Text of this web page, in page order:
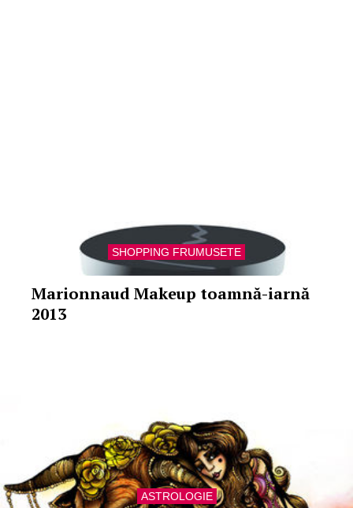
SHOPPING FRUMUSETE
Marionnaud Makeup toamnă-iarnă
2013
ASTROLOGIE